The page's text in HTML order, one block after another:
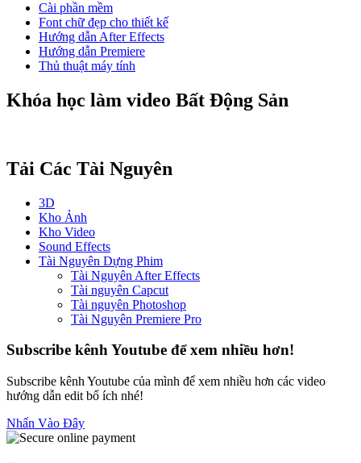
Cài phần mềm
Font chữ đẹp cho thiết kế
Hướng dẫn After Effects
Hướng dẫn Premiere
Thủ thuật máy tính
Khóa học làm video Bất Động Sản
Tải Các Tài Nguyên
3D
Kho Ảnh
Kho Video
Sound Effects
Tài Nguyên Dựng Phim
Tài Nguyên After Effects
Tài nguyên Capcut
Tài nguyên Photoshop
Tài Nguyên Premiere Pro
Subscribe kênh Youtube để xem nhiều hơn!
Subscribe kênh Youtube của mình để xem nhiều hơn các video
hướng dẫn edit bổ ích nhé!
Nhấn Vào Đây